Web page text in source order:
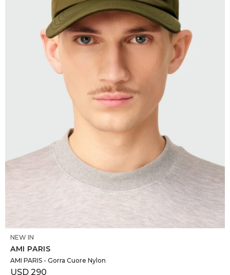
NEW IN
AMI PARIS
AMI PARIS - Gorra Cuore Nylon
USD 290